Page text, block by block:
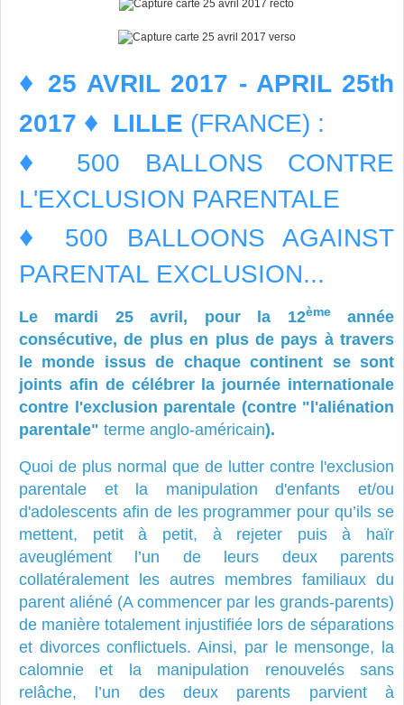
♦ 25 AVRIL 2017 - APRIL 25th
2017 ♦ LILLE (FRANCE) :
♦
500 BALLONS CONTRE
L'EXCLUSION PARENTALE
♦
500 BALLOONS AGAINST
PARENTAL EXCLUSION...
Le mardi 25 avril, pour la 12èmeannée
consécutive, de plus en plus de pays à travers
le monde issus de chaque continent se sont
joints afin de célébrer la journée internationale
contre l'exclusion parentale (contre "l'aliénation
parentale" terme anglo-américain).
Quoi de plus normal que de lutter contre l'exclusion
parentale et la manipulation d'enfants et/ou
d'adolescents afin de les programmer pour qu’ils se
mettent, petit à petit, à rejeter puis à haïr
aveuglément l’un de leurs deux parents
collatéralement les autres membres familiaux du
parent aliéné (A commencer par les grands-parents)
de manière totalement injustifiée lors de séparations
et divorces conflictuels. Ainsi, par le mensonge, la
calomnie et la manipulation renouvelés sans
relâche, l’un des deux parents parvient à